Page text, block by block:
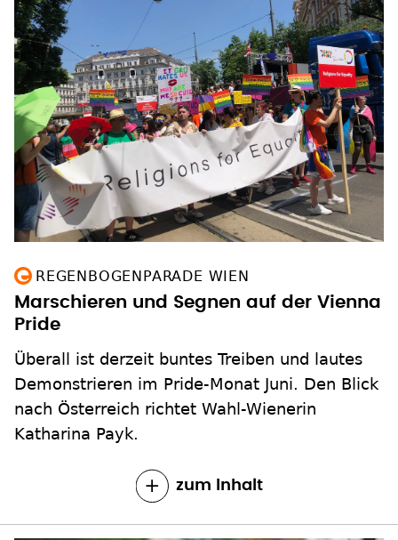
REGENBOGENPARADE WIEN
Marschieren und Segnen auf der Vienna
Pride
Überall ist derzeit buntes Treiben und lautes
Demonstrieren im Pride-Monat Juni. Den Blick
nach Österreich richtet Wahl-Wienerin
Katharina Payk.
zum Inhalt